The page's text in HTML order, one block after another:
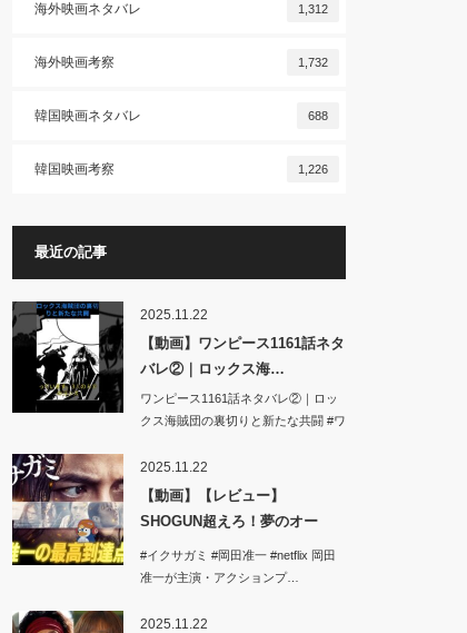
海外映画ネタバレ 1,312
海外映画考察 1,732
韓国映画ネタバレ 688
韓国映画考察 1,226
最近の記事
2025.11.22
【動画】ワンピース1161話ネタ
バレ②｜ロックス海…
ワンピース1161話ネタバレ②｜ロッ
クス海賊団の裏切りと新たな共闘 #ワ
2025.11.22
【動画】【レビュー】
SHOGUN超えろ！夢のオー
ル…
#イクサガミ #岡田准一 #netflix 岡田
准一が主演・アクションプ…
2025.11.22